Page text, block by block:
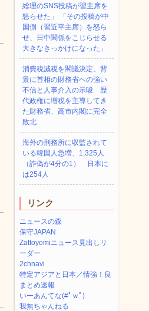
総理のSNS投稿が習主席を
怒らせた」 「その投稿が中
国側（習近平主席）を怒ら
せ、日中関係をこじらせる
大きなきっかけになった」
消費税減税を閣議決定、背
景に首相の財務省への強い
不信と人事介入の示唆 歴
代政権に増税を主導してき
た財務省、高市内閣に完全
敗北
海外の刑務所に収監されて
いる韓国人急増、1,325人
（詐偽が4分の1） 日本に
は254人
リンク
ニュースの森
保守JAPAN
Zattoyomiニュース見出しリ
ーダー
2chnavi
特定アジアと日本／情強！良
まとめ速報
いーあんてな(#ﾟｗﾟ)
我無ちゃんねる